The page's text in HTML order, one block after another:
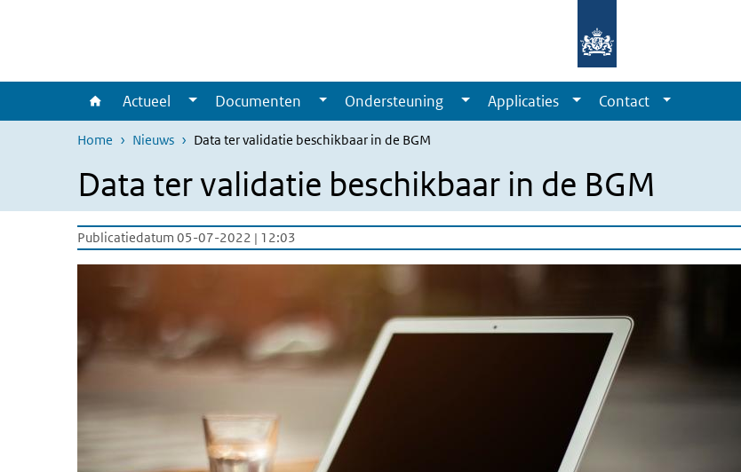
Actueel Documenten Ondersteuning Applicaties Contact
Home Nieuws Data ter validatie beschikbaar in de BGM
Data ter validatie beschikbaar in de BGM
Publicatiedatum 05-07-2022 | 12:03